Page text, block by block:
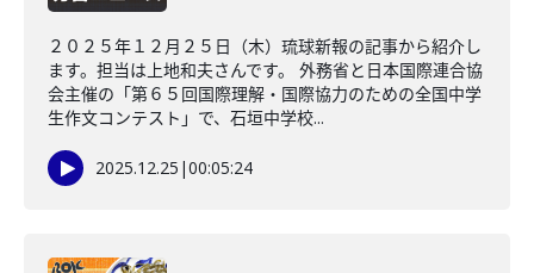
２０２５年１２月２５日（木）琉球新報の記事から紹介し
ます。担当は上地和夫さんです。 外務省と日本国際連合協
会主催の「第６５回国際理解・国際協力のための全国中学
生作文コンテスト」で、石垣中学校...
2025.12.25 |00:05:24